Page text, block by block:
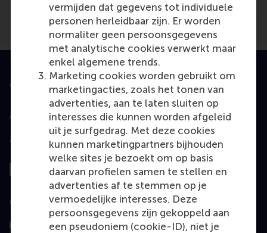
vermijden dat gegevens tot individuele
personen herleidbaar zijn. Er worden
normaliter geen persoonsgegevens
met analytische cookies verwerkt maar
enkel algemene trends.
Marketing cookies worden gebruikt om
marketingacties, zoals het tonen van
advertenties, aan te laten sluiten op
interesses die kunnen worden afgeleid
uit je surfgedrag. Met deze cookies
kunnen marketingpartners bijhouden
welke sites je bezoekt om op basis
daarvan profielen samen te stellen en
advertenties af te stemmen op je
vermoedelijke interesses. Deze
persoonsgegevens zijn gekoppeld aan
een pseudoniem (cookie-ID), niet je
Geaccrediteerd door
Top gerangschikt
Geëvalueerd door